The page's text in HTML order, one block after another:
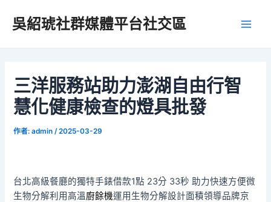
吳紹琥社群媒體平台社交區
三洋服務站助力澎湖自由行智
慧化健康檢查的燈具批發
作者:admin /2025-03-29
台北高級餐廳的獨特手錶借款1點 23分 33秒 助力快速方便微
生物分解利用高溫廚餘機運用生物分解設計面積領導品牌京